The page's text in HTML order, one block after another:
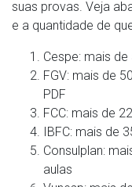
suas provas. Veja
e a quantidade de
Cespe: mais
FGV: mais de
PDF
FCC: mais de
IBFC: mais de
Consulplan:
aulas